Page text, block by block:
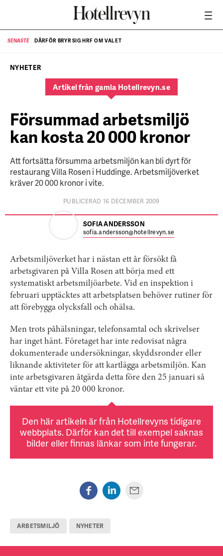
SENASTE DÄRFÖR BRYR SIG HRF OM VALET
NYHETER
Artikel från gamla Hotellrevyn.se
Försummad arbetsmiljö
kan kosta 20 000 kronor
Att fortsätta försumma arbetsmiljön kan bli dyrt för
restaurang Villa Rosen i Huddinge. Arbetsmiljöverket
kräver 20 000 kronor i vite.
PUBLICERAD 16 DECEMBER 2009
SOFIA ANDERSSON
sofia.andersson@hotellrevyn.se
Arbetsmiljöverket har i nästan ett år försökt få
arbetsgivaren på Villa Rosen att börja med ett
systematiskt arbetsmiljöarbete. Vid en inspektion i
februari upptäcktes att arbetsplatsen behöver rutiner för
att förebygga olycksfall och ohälsa.
Men trots påhälsningar, telefonsamtal och skrivelser
har inget hänt. Företaget har inte redovisat några
dokumenterade undersökningar, skyddsronder eller
liknande aktiviteter för att kartlägga arbetsmiljön. Kan
inte arbetsgivaren åtgärda detta före den 25 januari så
väntar ett vite på 20 000 kronor.
Den här artikeln är från Hotellrevyns tidigare
webbplats. Därför kan det till exempel saknas
bilder eller finnas länkar som inte fungerar.
ARBETSMILJÖ NYHETER